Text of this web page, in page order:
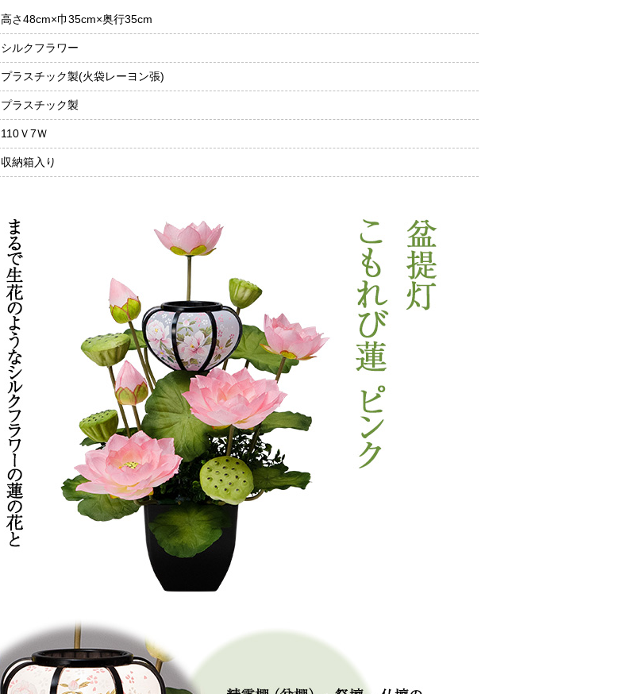
高さ48cm×巾35cm×奥行35cm
シルクフラワー
プラスチック製(火袋レーヨン張)
プラスチック製
110Ｖ7Ｗ
収納箱入り